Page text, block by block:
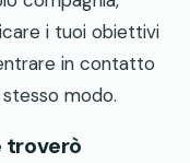
i tuoi obiettivi
in contatto
modo.
troverò